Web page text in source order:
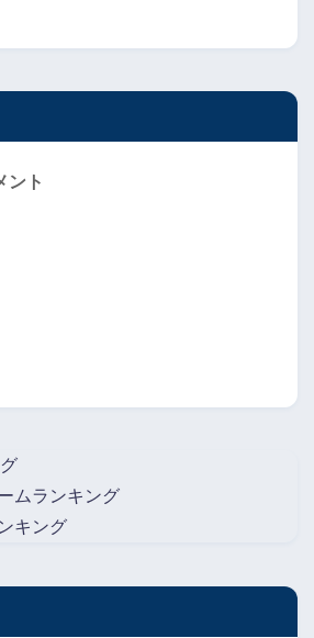
ント
ムランキング
キング